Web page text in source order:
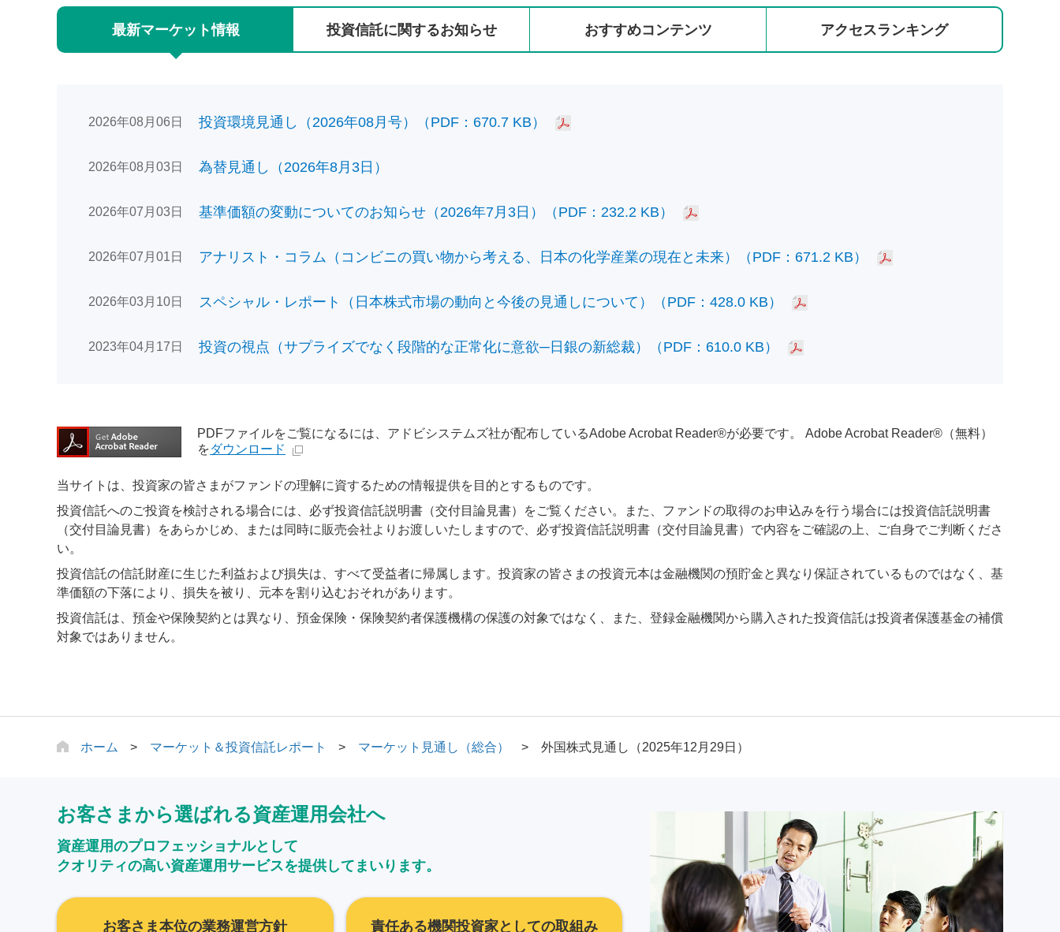
最新マーケット情報 投資信託に関するお知らせ おすすめコンテンツ アクセスランキング
2026年08月06日 投資環境見通し（2026年08月号）（PDF：670.7 KB）
2026年08月03日 為替見通し（2026年8月3日）
2026年07月03日 基準価額の変動についてのお知らせ（2026年7月3日）（PDF：232.2 KB）
2026年07月01日 アナリスト・コラム（コンビニの買い物から考える、日本の化学産業の現在と未来）（PDF：671.2 KB）
2026年03月10日 スペシャル・レポート（日本株式市場の動向と今後の見通しについて）（PDF：428.0 KB）
2023年04月17日 投資の視点（サプライズでなく段階的な正常化に意欲─日銀の新総裁）（PDF：610.0 KB）
PDFファイルをご覧になるには、アドビシステムズ社が配布しているAdobe Acrobat Reader®が必要です。 Adobe Acrobat Reader®（無料）
をダウンロード
当サイトは、投資家の皆さまがファンドの理解に資するための情報提供を目的とするものです。
投資信託へのご投資を検討される場合には、必ず投資信託説明書（交付目論見書）をご覧ください。また、ファンドの取得のお申込みを行う場合には投資信託説明書
（交付目論見書）をあらかじめ、または同時に販売会社よりお渡しいたしますので、必ず投資信託説明書（交付目論見書）で内容をご確認の上、ご自身でご判断くださ
い。
投資信託の信託財産に生じた利益および損失は、すべて受益者に帰属します。投資家の皆さまの投資元本は金融機関の預貯金と異なり保証されているものではなく、基
準価額の下落により、損失を被り、元本を割り込むおそれがあります。
投資信託は、預金や保険契約とは異なり、預金保険・保険契約者保護機構の保護の対象ではなく、また、登録金融機関から購入された投資信託は投資者保護基金の補償
対象ではありません。
ホーム マーケット＆投資信託レポート マーケット見通し（総合） 外国株式見通し（2025年12月29日）
お客さまから選ばれる資産運用会社へ
資産運用のプロフェッショナルとして
クオリティの高い資産運用サービスを提供してまいります。
お客さま本位の業務運営方針 責任ある機関投資家としての取組み